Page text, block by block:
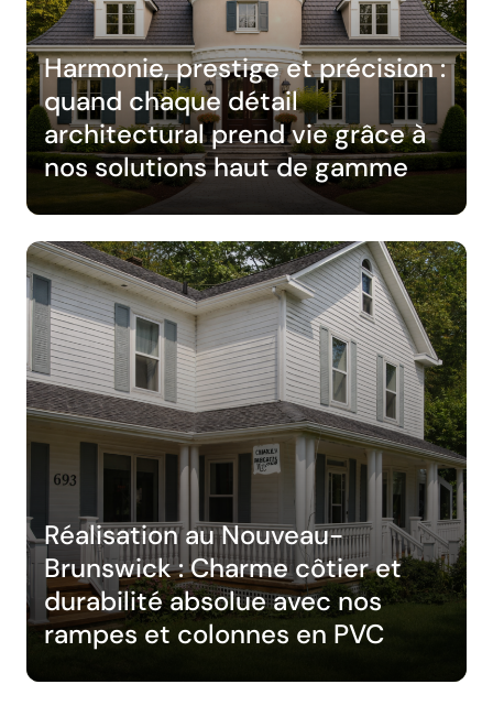
Harmonie, prestige et précision :
quand chaque détail
architectural prend vie grâce à
nos solutions haut de gamme
Réalisation au Nouveau-
Brunswick : Charme côtier et
durabilité absolue avec nos
rampes et colonnes en PVC